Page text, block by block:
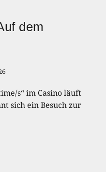
dem
s“ im Casino läuft
sich ein Besuch zur